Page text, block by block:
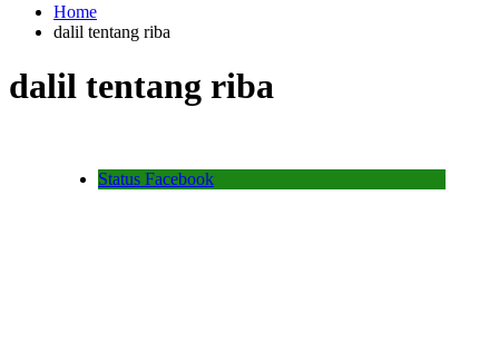
Home
dalil tentang riba
dalil tentang riba
Status Facebook